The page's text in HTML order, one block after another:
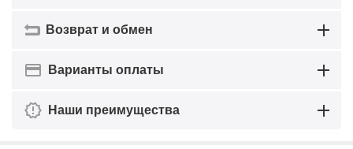
Возврат и обмен
Варианты оплаты
Наши преимущества